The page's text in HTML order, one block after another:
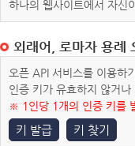
하나의 웹사이트에서 자신
외래어, 로마자 용례
오픈 API 서비스를 이용하
인증 키가 유효하지 않거
※ 1인당 1개의 인증 키를
키 발급 키 찾기